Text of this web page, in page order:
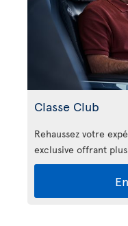
Classe Club
Rehaussez votre
exclusive offrant